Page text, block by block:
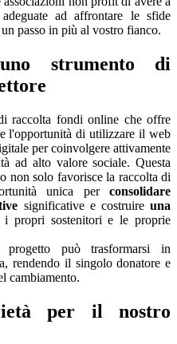
ad affrontare le sfide
passo in più al vostro fianco.
strumento di
raccolta fondi online che offre
l'opportunità di utilizzare il web
per coinvolgere attivamente
ad alto valore sociale. Questa
non solo favorisce la raccolta di
unica per consolidare
significative e costruireuna
propri sostenitori e le proprie
può trasformarsi in
rendendo il singolo donatore e
cambiamento.
per il nostro